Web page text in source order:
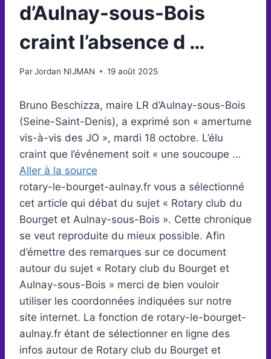
d’Aulnay-sous-Bois
craint l’absence d …
ParJordan NIJMAN 19 août 2025
Bruno Beschizza, maire LR d’Aulnay-sous-Bois
(Seine-Saint-Denis), a exprimé son « amertume
vis-à-vis des JO », mardi 18 octobre . L’élu
craint que l’événement soit « une soucoupe …
Aller à la source
rotary-le-bourget-aulnay.fr vous a sélectionné
cet article qui débat du sujet « Rotary club du
Bourget et Aulnay-sous-Bois ». Cette chronique
se veut reproduite du mieux possible. Afin
d’émettre des remarques sur ce document
autour du sujet « Rotary club du Bourget et
Aulnay-sous-Bois » merci de bien vouloir
utiliser les coordonnées indiquées sur notre
site internet. La fonction de rotary-le-bourget-
aulnay.fr étant de sélectionner en ligne des
infos autour de Rotary club du Bourget et